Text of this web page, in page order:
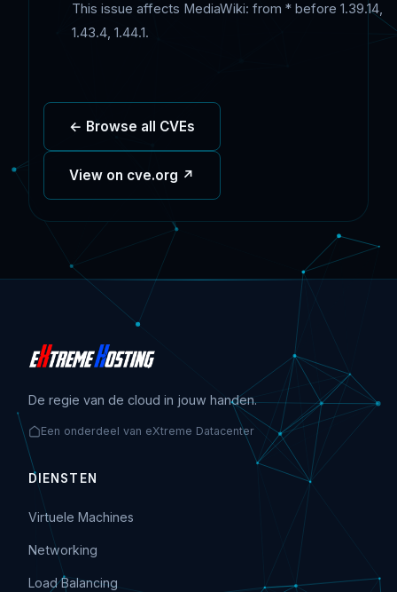
This issue affects MediaWiki: from * before 1.39.14,
1.43.4, 1.44.1.
← Browse all CVEs
View on cve.org ↗
De regie van de cloud in jouw handen.
Een onderdeel van eXtreme Datacenter
DIENSTEN
Virtuele Machines
Networking
Load Balancing